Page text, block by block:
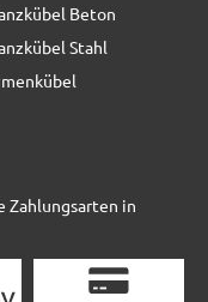
mit zeitloser
38,90 € *
Beton
Stahl
Zahlungsarten in